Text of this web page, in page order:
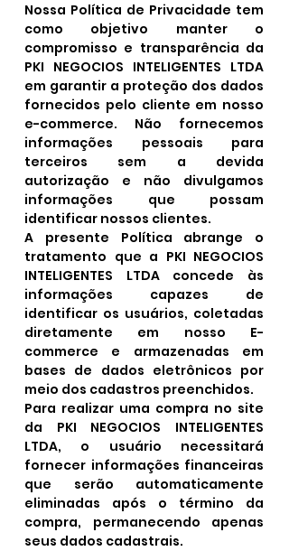
Nossa Política de Privacidade tem
como objetivo manter o
compromisso e transparência da
PKI NEGOCIOS INTELIGENTES LTDA
em garantir a proteção dos dados
fornecidos pelo cliente em nosso
e-commerce. Não fornecemos
informações pessoais para
terceiros sem a devida
autorização e não divulgamos
informações que possam
identificar nossos clientes.
A presente Política abrange o
tratamento que a PKI NEGOCIOS
INTELIGENTES LTDA concede às
informações capazes de
identificar os usuários, coletadas
diretamente em nosso E-
commerce e armazenadas em
bases de dados eletrônicos por
meio dos cadastros preenchidos.
Para realizar uma compra no site
da PKI NEGOCIOS INTELIGENTES
LTDA, o usuário necessitará
fornecer informações financeiras
que serão automaticamente
eliminadas após o término da
compra, permanecendo apenas
seus dados cadastrais.